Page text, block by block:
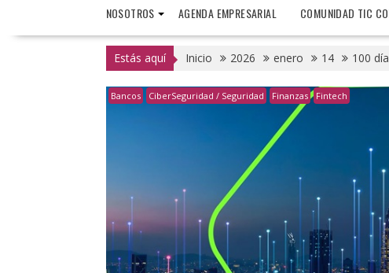
NOSOTROS AGENDA EMPRESARIAL COMUNIDAD TIC
Estás aquí Inicio 2026 enero 14 100
Bancos CiberSeguridad / Seguridad Finanzas Fintech